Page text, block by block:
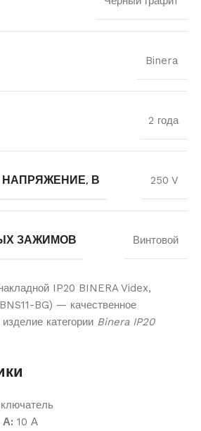
Binera
2 года
В 250 V
ЗАЖИМОВ Винтовой
IP20 BINERA Videx,
BG) — качественное
категории Binera IP20
А: 10 А